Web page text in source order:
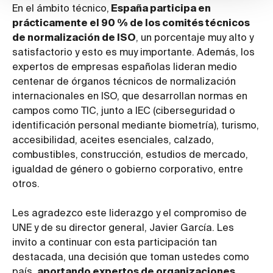
En el ámbito técnico, España participa en
prácticamente el 90 % de los comités técnicos
de normalización de ISO, un porcentaje muy alto y
satisfactorio y esto es muy importante. Además, los
expertos de empresas españolas lideran medio
centenar de órganos técnicos de normalización
internacionales en ISO, que desarrollan normas en
campos como TIC, junto a IEC (ciberseguridad o
identificación personal mediante biometría), turismo,
accesibilidad, aceites esenciales, calzado,
combustibles, construcción, estudios de mercado,
igualdad de género o gobierno corporativo, entre
otros.
Les agradezco este liderazgo y el compromiso de
UNE y de su director general, Javier García. Les
invito a continuar con esta participación tan
destacada, una decisión que toman ustedes como